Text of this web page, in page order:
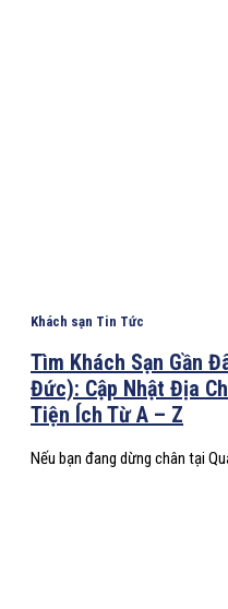
Khách sạn Tin Tức
Tìm Khách Sạn Gần
Đức): Cập Nhật Địa
Tiện Ích Từ A – Z
Nếu bạn đang dừng chân tại